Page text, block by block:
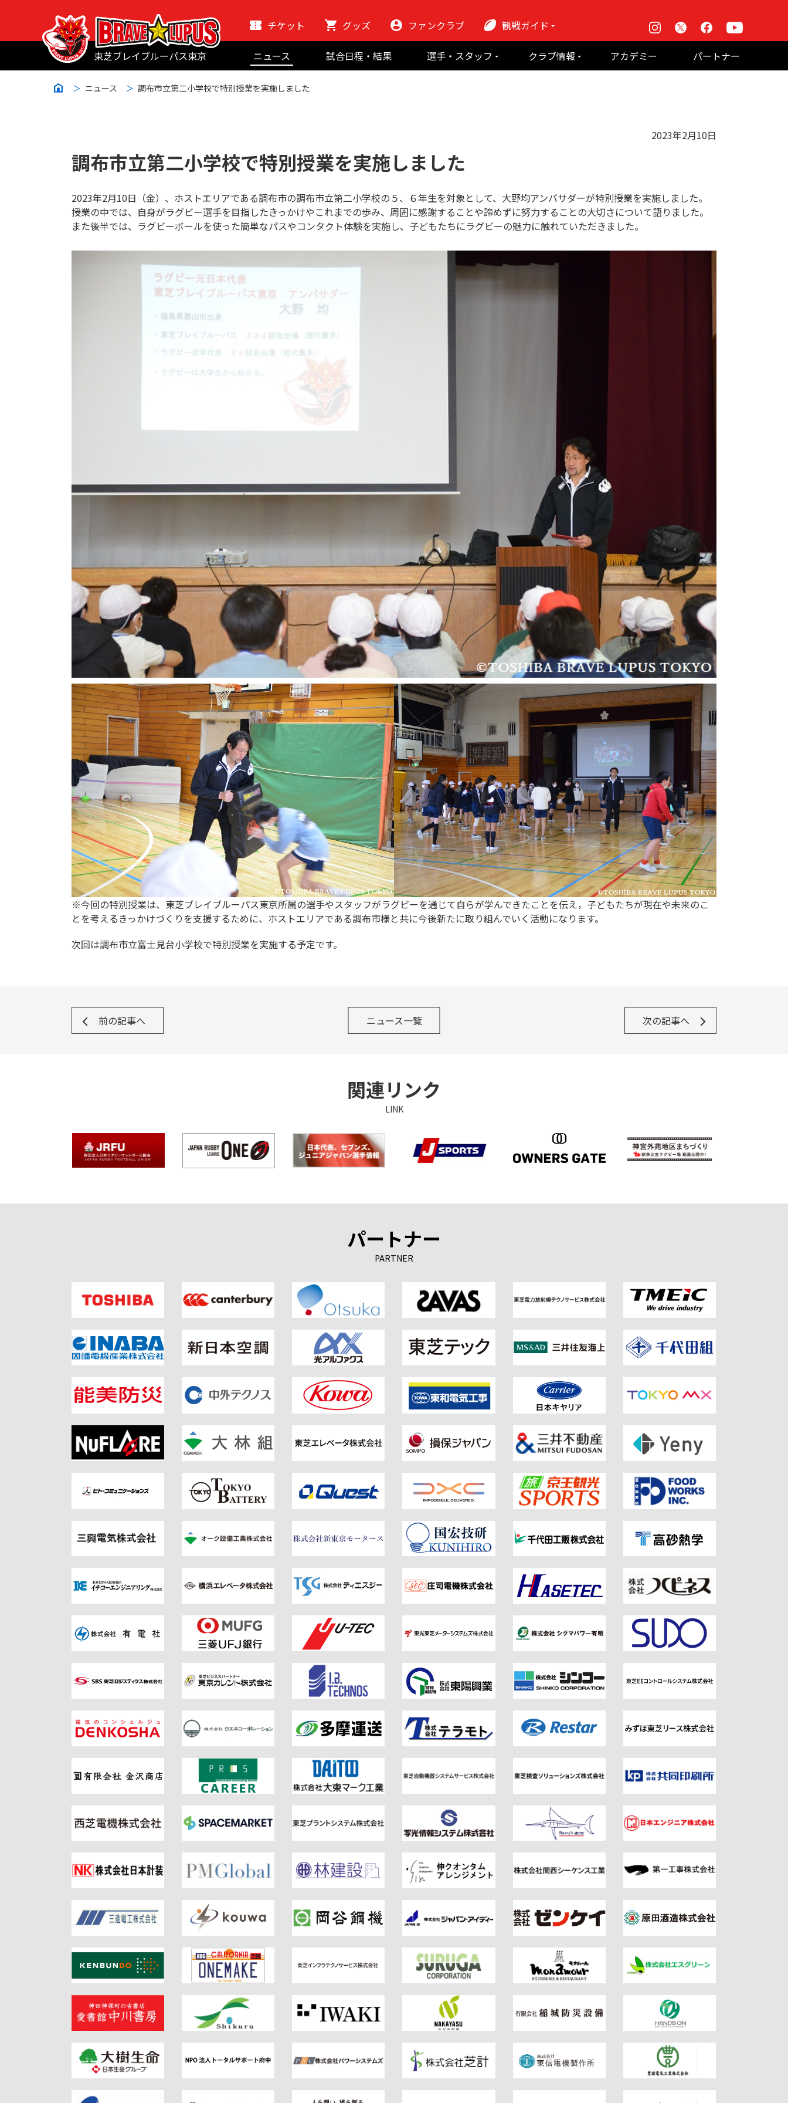
東芝ブレイブルーパス東京
チケット グッズ ファンクラブ
観戦ガイド
初めての観戦
Instagram Facebook
ニュース
試合日程・結果
選手・スタッフ
クラブ情報
アカデミー パートナー
ニュース 調布市立第二小学校で特別授業を実施しました
2023年2月10日
調布市立第二小学校で特別授業を実施しました
2023年2月10日（金）、ホストエリアである調布市の調布市立第二小学校の５、６年生を対象として、大野均アンバサダーが特別授業を実施しました。
授業の中では、自身がラグビー選手を目指したきっかけやこれまでの歩み、周囲に感謝することや諦めずに努力することの大切さについて語りました。
また後半では、ラグビーボールを使った簡単なパスやコンタクト体験を実施し、子どもたちにラグビーの魅力に触れていただきました。
※今回の特別授業は、東芝ブレイブルーパス東京所属の選手やスタッフがラグビーを通じて自らが学んできたことを伝え，子どもたちが現在や未来のこ
とを考えるきっかけづくりを支援するために、ホストエリアである調布市様と共に今後新たに取り組んでいく活動になります。
次回は調布市立富士見台小学校で特別授業を実施する予定です。
ニュース一覧
前の記事へ 次の記事へ
関連リンク
LINK
パートナー
PARTNER